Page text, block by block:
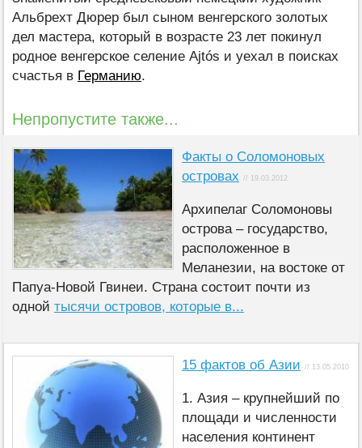
Альбрехт Дюрер был сыном венгерского золотых
дел мастера, который в возрасте 23 лет покинул
родное венгерское селение Ajtós и уехал в поисках
счастья в Германию.
Непропустите также...
Факты о Соломоновых
островах // 19.03.2012
Архипелаг Соломоновы
острова – государство,
расположенное в
Меланезии, на востоке от
Папуа-Новой Гвинеи. Страна состоит почти из
одной тысячи островов, которые в...
15 фактов об Азии // 13.05.2010
1. Азия – крупнейший по
площади и численности
населения континент